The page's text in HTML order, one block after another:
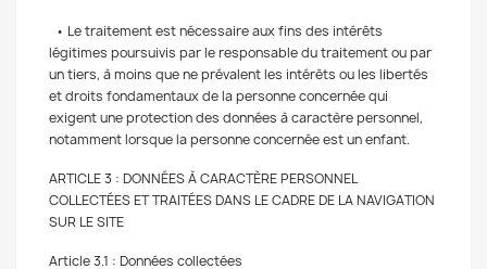
• Le traitement est nécessaire aux fins des intérêts
légitimes poursuivis par le responsable du traitement ou par
un tiers, à moins que ne prévalent les intérêts ou les libertés
et droits fondamentaux de la personne concernée qui
exigent une protection des données à caractère personnel,
notamment lorsque la personne concernée est un enfant.
ARTICLE 3 : DONNÉES À CARACTÈRE PERSONNEL
COLLECTÉES ET TRAITÉES DANS LE CADRE DE LA NAVIGATION
SUR LE SITE
Article 3.1 : Données collectées